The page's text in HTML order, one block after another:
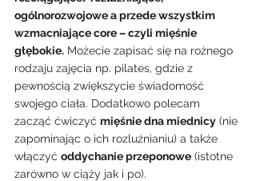
ogólnorozwojowe a przede wszystkim
wzmacniające core – czyli mięśnie
głębokie. Możecie zapisać się na rożnego
rodzaju zajęcia np. pilates, gdzie z
pewnością zwiększycie świadomość
swojego ciała. Dodatkowo polecam
zacząć ćwiczyć mięśnie dna miednicy (nie
zapominając o ich rozluźnianiu) a także
włączyć oddychanie przeponowe (istotne
zarówno w ciąży jak i po).